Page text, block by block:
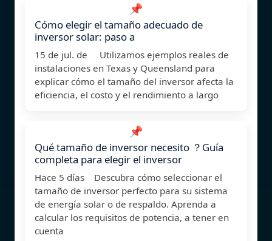
📌
Cómo elegir el tamaño adecuado de
inversor solar: paso a
15 de jul. de Utilizamos ejemplos reales de
instalaciones en Texas y Queensland para
explicar cómo el tamaño del inversor afecta la
eficiencia, el costo y el rendimiento a largo
📌
Qué tamaño de inversor necesito ？Guía
completa para elegir el inversor
Hace 5 días Descubra cómo seleccionar el
tamaño de inversor perfecto para su sistema
de energía solar o de respaldo. Aprenda a
calcular los requisitos de potencia, a tener en
cuenta